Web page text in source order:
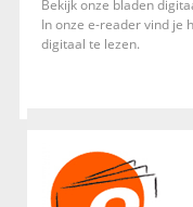
Bekijk onze bladen
In onze e-reader vind je
digitaal te lezen.